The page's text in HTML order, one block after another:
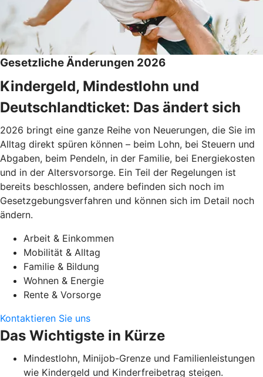
Gesetzliche Änderungen 2026
Kindergeld, Mindestlohn und
Deutschlandticket: Das ändert sich
2026 bringt eine ganze Reihe von Neuerungen, die Sie im
Alltag direkt spüren können – beim Lohn, bei Steuern und
Abgaben, beim Pendeln, in der Familie, bei Energiekosten
und in der Altersvorsorge. Ein Teil der Regelungen ist
bereits beschlossen, andere befinden sich noch im
Gesetzgebungsverfahren und können sich im Detail noch
ändern.
Arbeit & Einkommen
Mobilität & Alltag
Familie & Bildung
Wohnen & Energie
Rente & Vorsorge
Kontaktieren Sie uns
Das Wichtigste in Kürze
Mindestlohn, Minijob-Grenze und Familienleistungen
wie Kindergeld und Kinderfreibetrag steigen.